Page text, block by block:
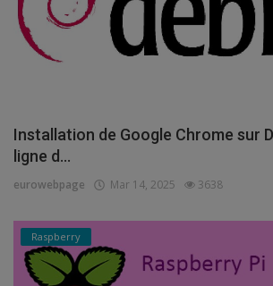
Installation de Google Chrome sur
ligne d...
eurowebpage Mar 14, 2025 3638
Raspberry